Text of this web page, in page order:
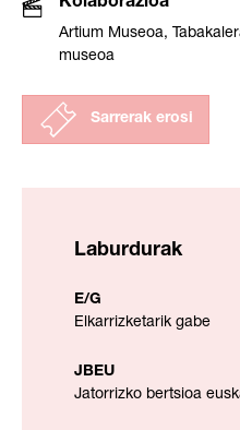
Kolaborazioa
Artium Museoa,
museoa
Sarrerak erosi
Laburdurak
E/G
Elkarrizketarik gabe
JBEU
Jatorrizko bertsioa